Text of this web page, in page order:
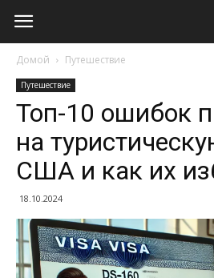
Домой Путешествие
Путешествие
Топ-10 ошибок
на
США и как их
18.10.2024